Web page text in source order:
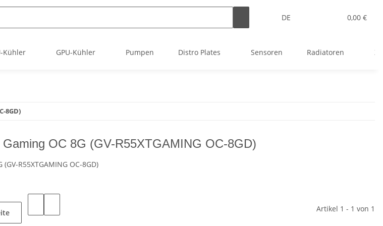
DE 0,00 €
Kühler GPU-Kühler Pumpen Distro Plates Sensoren Radiatoren
8GD)
OC 8G (GV-R55XTGAMING OC-8GD)
R55XTGAMING OC-8GD)
Artikel 1 - 1 von 1